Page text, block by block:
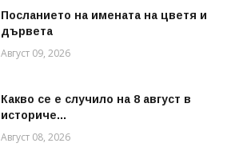
Посланието на имената на цветя и
дървета
Август 09, 2026
Какво се е случило на 8 август в
историче...
Август 08, 2026